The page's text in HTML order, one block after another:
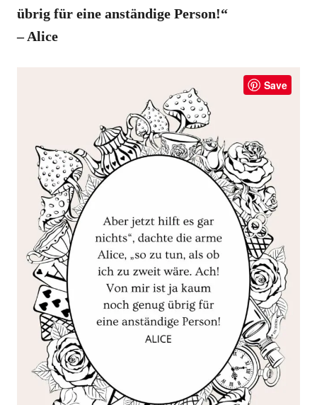
übrig für eine anständige Person!“
– Alice
Save